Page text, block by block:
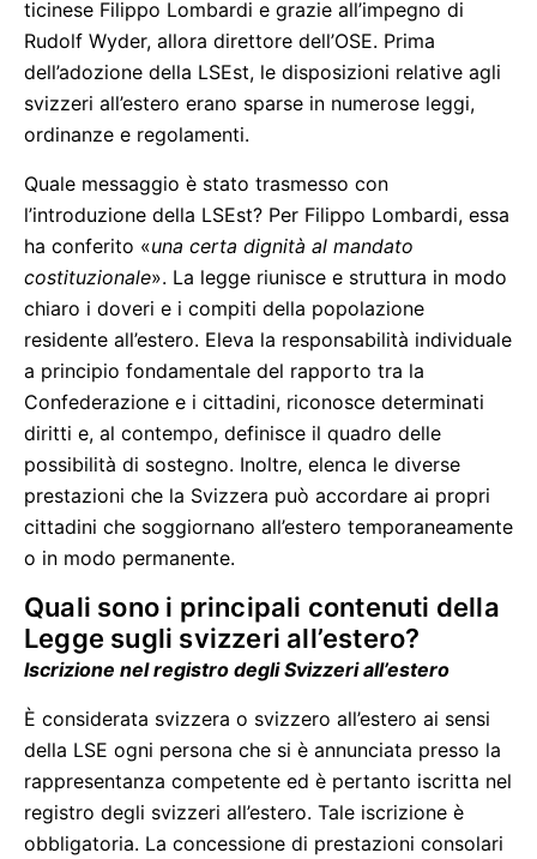
ticinese Filippo Lombardi e grazie all’impegno di
Rudolf Wyder, allora direttore dell’OSE. Prima
dell’adozione della LSEst, le disposizioni relative agli
svizzeri all’estero erano sparse in numerose leggi,
ordinanze e regolamenti.
Quale messaggio è stato trasmesso con
l’introduzione della LSEst? Per Filippo Lombardi, essa
ha conferito «una certa dignità al mandato
costituzionale». La legge riunisce e struttura in modo
chiaro i doveri e i compiti della popolazione
residente all’estero. Eleva la responsabilità individuale
a principio fondamentale del rapporto tra la
Confederazione e i cittadini, riconosce determinati
diritti e, al contempo, definisce il quadro delle
possibilità di sostegno. Inoltre, elenca le diverse
prestazioni che la Svizzera può accordare ai propri
cittadini che soggiornano all’estero temporaneamente
o in modo permanente.
Quali sono i principali contenuti della
Legge sugli svizzeri all’estero?
Iscrizione nel registro degli Svizzeri all’estero
È considerata svizzera o svizzero all’estero ai sensi
della LSE ogni persona che si è annunciata presso la
rappresentanza competente ed è pertanto iscritta nel
registro degli svizzeri all’estero. Tale iscrizione è
obbligatoria. La concessione di prestazioni consolari